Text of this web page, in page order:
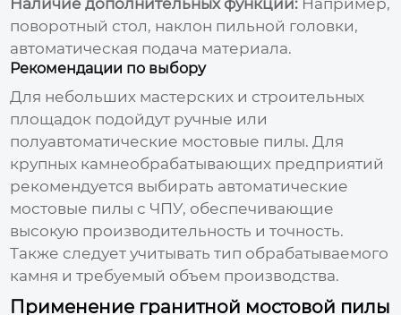
поворотный стол, наклон пильной головки,
автоматическая подача материала.
Рекомендации по выбору
Для небольших мастерских и строительных
площадок подойдут ручные или
полуавтоматические мостовые пилы. Для
крупных камнеобрабатывающих предприятий
рекомендуется выбирать автоматические
мостовые пилы с ЧПУ, обеспечивающие
высокую производительность и точность.
Также следует учитывать тип обрабатываемого
камня и требуемый объем производства.
Применение гранитной мостовой пилы